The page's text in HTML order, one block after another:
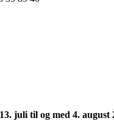
juli til og med 4. august